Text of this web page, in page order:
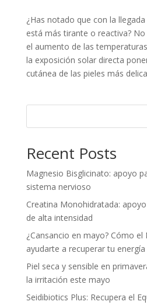
¿Has notado que con la
está más tirante o reactiva?
el aumento de las
la exposición solar directa
cutánea de las pieles más
Recent Posts
Magnesio Bisglicinato: apoyo
sistema nervioso
Creatina Monohidratada:
de alta intensidad
¿Cansancio en mayo? Cómo el
ayudarte a recuperar tu energía
Piel seca y sensible en
la irritación este mayo
Seidibiotics Plus: Recupera el